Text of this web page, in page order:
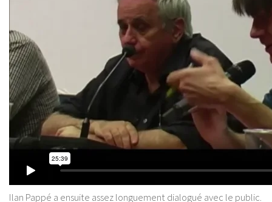
Ilan Pappé a ensuite assez longuement dialogué avec le public.